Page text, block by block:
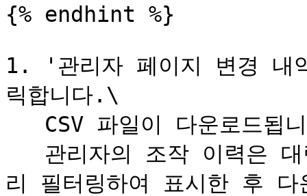
{% endhint %}
1. '관리자 페이지 변경 내
릭합니다.\
리 필터링하여 표시한 후